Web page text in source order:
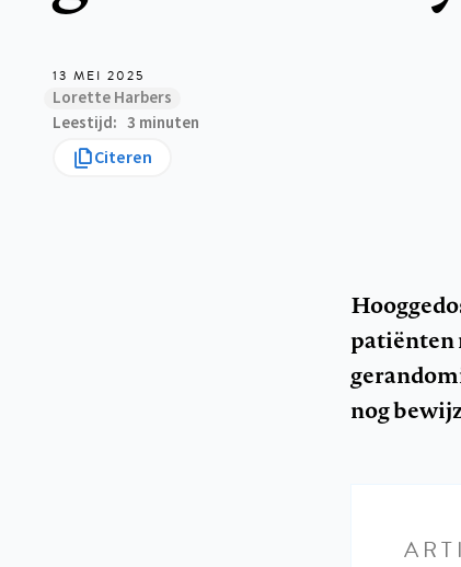
13 MEI 2025
Lorette Harbers
Leestijd
3 minuten
Citeren
patiënten
nog